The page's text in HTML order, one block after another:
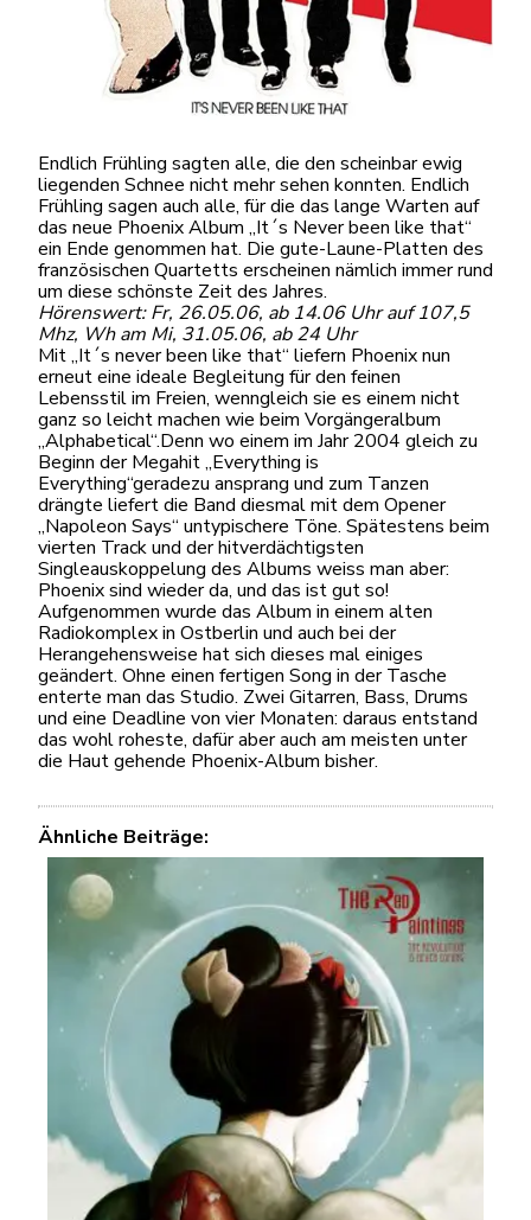
Endlich Frühling sagten alle, die den scheinbar ewig
liegenden Schnee nicht mehr sehen konnten. Endlich
Frühling sagen auch alle, für die das lange Warten auf
das neue Phoenix Album „It´s Never been like that“
ein Ende genommen hat. Die gute-Laune-Platten des
französischen Quartetts erscheinen nämlich immer rund
um diese schönste Zeit des Jahres.
Hörenswert: Fr, 26.05.06, ab 14.06 Uhr auf 107,5
Mhz, Wh am Mi, 31.05.06, ab 24 Uhr
Mit „It´s never been like that“ liefern Phoenix nun
erneut eine ideale Begleitung für den feinen
Lebensstil im Freien, wenngleich sie es einem nicht
ganz so leicht machen wie beim Vorgängeralbum
„Alphabetical“.Denn wo einem im Jahr 2004 gleich zu
Beginn der Megahit „Everything is
Everything“geradezu ansprang und zum Tanzen
drängte liefert die Band diesmal mit dem Opener
„Napoleon Says“ untypischere Töne. Spätestens beim
vierten Track und der hitverdächtigsten
Singleauskoppelung des Albums weiss man aber:
Phoenix sind wieder da, und das ist gut so!
Aufgenommen wurde das Album in einem alten
Radiokomplex in Ostberlin und auch bei der
Herangehensweise hat sich dieses mal einiges
geändert. Ohne einen fertigen Song in der Tasche
enterte man das Studio. Zwei Gitarren, Bass, Drums
und eine Deadline von vier Monaten: daraus entstand
das wohl roheste, dafür aber auch am meisten unter
die Haut gehende Phoenix-Album bisher.
Ähnliche Beiträge: